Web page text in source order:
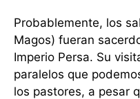
Probablemente, los
Magos) fueran
Imperio Persa. Su
paralelos que
los pastores, a pesar